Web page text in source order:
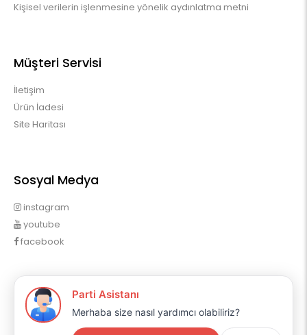
Kişisel verilerin işlenmesine yönelik aydınlatma metni
Müşteri Servisi
İletişim
Ürün İadesi
Site Haritası
Sosyal Medya
instagram
youtube
facebook
Profilim
Profilim